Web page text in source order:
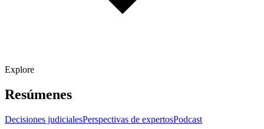
Explore
Resúmenes
Decisiones judicialesPerspectivas de expertosPodcast